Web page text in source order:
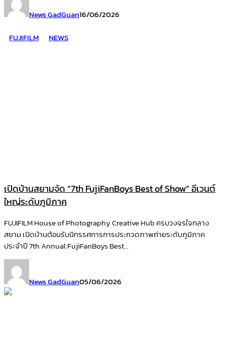
News GadGuan16/06/2026
FUJIFILM
NEWS
เปิดบ้านสยามจัด “7th FujiFanBoys Best of Show” อีเวนต์
ใหญ่ระดับภูมิภาค
FUJIFILM House of Photography Creative Hub ครบวงจรใจกลาง
สยาม เปิดบ้านต้อนรับนิทรรศการการประกวดภาพถ่ายระดับภูมิภาค
ประจำปี 7th Annual FujiFanBoys Best...
News GadGuan05/06/2026